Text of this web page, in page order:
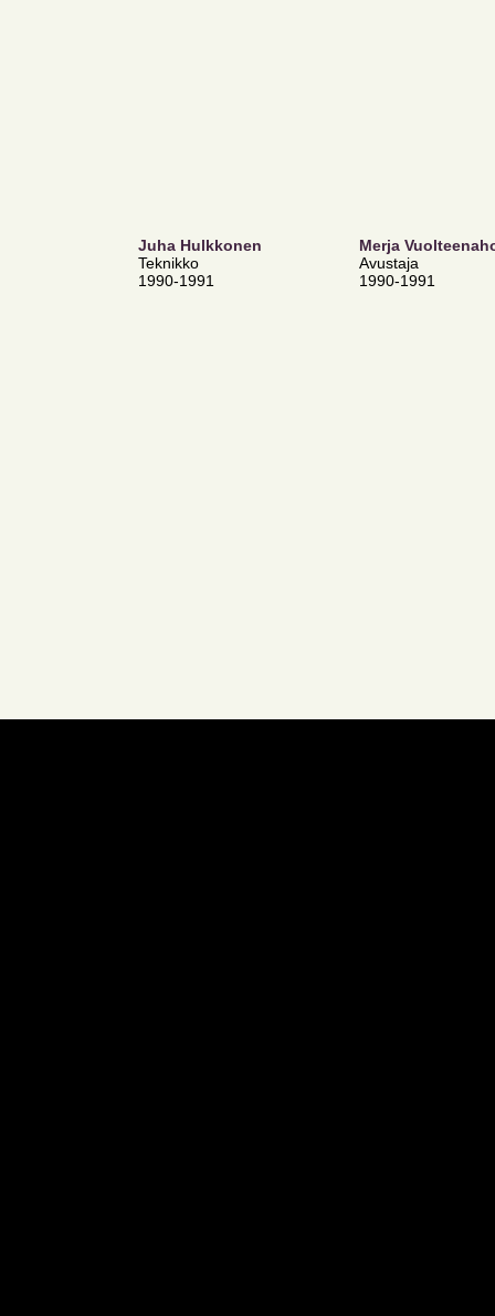
Juha Hulkkonen
Teknikko
1990-1991
Merja
Avustaja
1990-1991